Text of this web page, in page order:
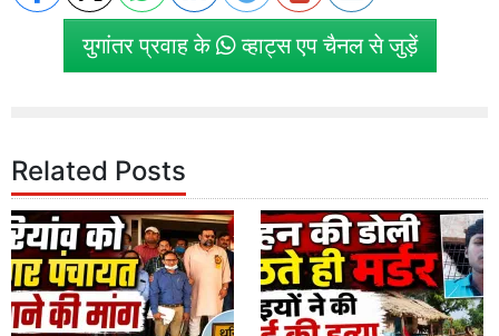
युगांतर प्रवाह के व्हाट्स एप चैनल से जुड़ें
Related Posts